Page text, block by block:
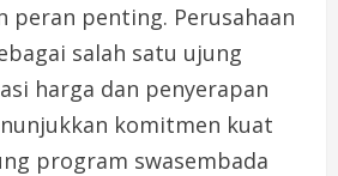
peran penting. Perusahaan
salah satu ujung
harga dan penyerapan
komitmen kuat
program swasembada